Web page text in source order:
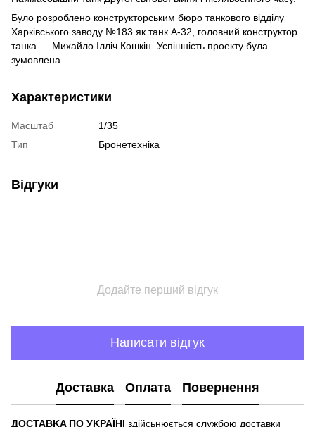
Було розроблено конструкторським бюро танкового відділу
Харківського заводу №183 як танк А-32, головний конструктор
танка — Михайло Ілліч Кошкін. Успішність проекту була
зумовлена
Характеристики
Масштаб
1/35
Тип
Бронетехніка
Відгуки
Додайте перший відгук
Написати відгук
Доставка Оплата Повернення
ДOCTABKA ПO УKPAЇHІ здійсьнюється службою доставки